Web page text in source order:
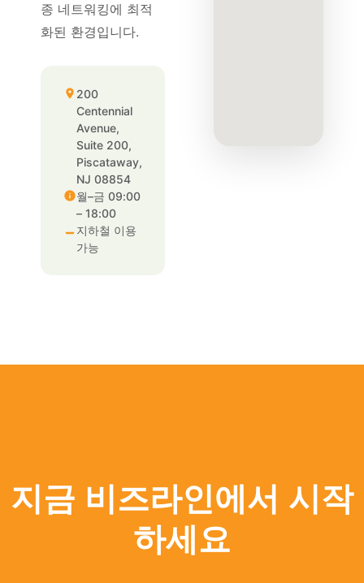
종 네트워킹에 최적
화된 환경입니다.
200
Centennial
Avenue,
Suite 200,
Piscataway,
NJ 08854
월–금 09:00
– 18:00
지하철 이용
가능
지금 비즈라인에서 시작
하세요